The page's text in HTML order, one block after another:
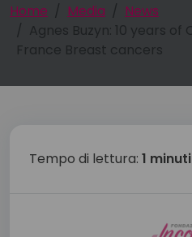
Home Media
News
Agnes Buzyn: 10 years
France Breast cancers
Tempo di lettura: 1 minuti